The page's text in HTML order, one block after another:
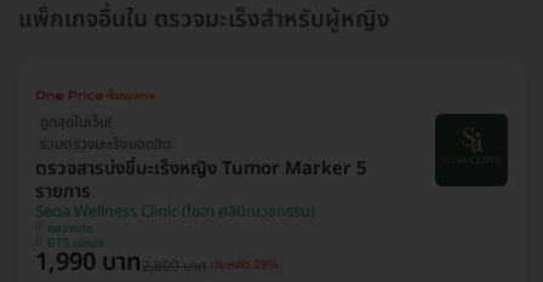
แพ็กเกจอื่นใน ตรวจมะเร็งสำหรับผู้หญิง
ถูกสุดในเว็บ!
รวมตรวจมะเร็งยอดฮิต
ตรวจสารบ่งชี้มะเร็งหญิง Tumor Marker 5
รายการ
Seoa Wellness Clinic (โซอา คลินิกเวชกรรม)
คลองเตย
BTS เอกมัย
1,990 บาท2,800 บาท ประหยัด 29%